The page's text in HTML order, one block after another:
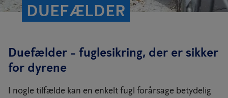
DUEFÆLDER
Duefælder - fuglesikring, der er sikker
for dyrene
I nogle tilfælde kan en enkelt fugl forårsage betydelig